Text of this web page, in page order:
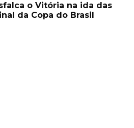
o Vitória na ida das
da Copa do Brasil